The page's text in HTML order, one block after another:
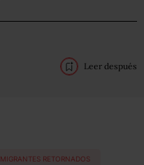
Leer después
MIGRANTES RETORNADOS